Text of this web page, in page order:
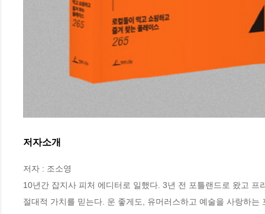
저자소개
저자 : 조소영
10년간 잡지사 피처 에디터로 일했다. 3년 전 포틀랜드로 왔고
절대적 가치를 믿는다. 운 좋게도, 유머러스하고 예술을 사랑하는